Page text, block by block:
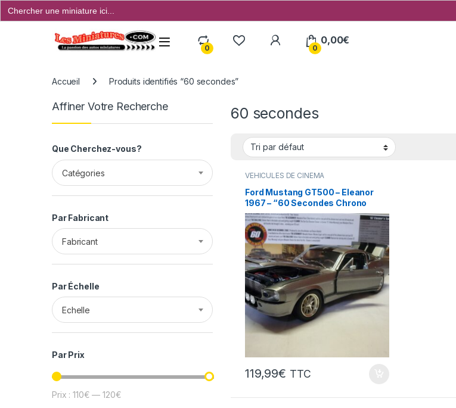
Search
for:
Open
0
My Account
0
0,00€
Accueil Produits identifiés “60 secondes”
60 secondes
VÉHICULES DE CINEMA
Ford Mustang GT500 – Eleanor
1967 – “60 Secondes Chrono
(2000) ” 1/18° Greenlight
119,99€ TTC
Affiner Votre Recherche
Que Cherchez-vous?
Catégories
Par Fabricant
Fabricant
Par Échelle
Echelle
Par Prix
Prix min
Prix max
Prix :110€ —120€